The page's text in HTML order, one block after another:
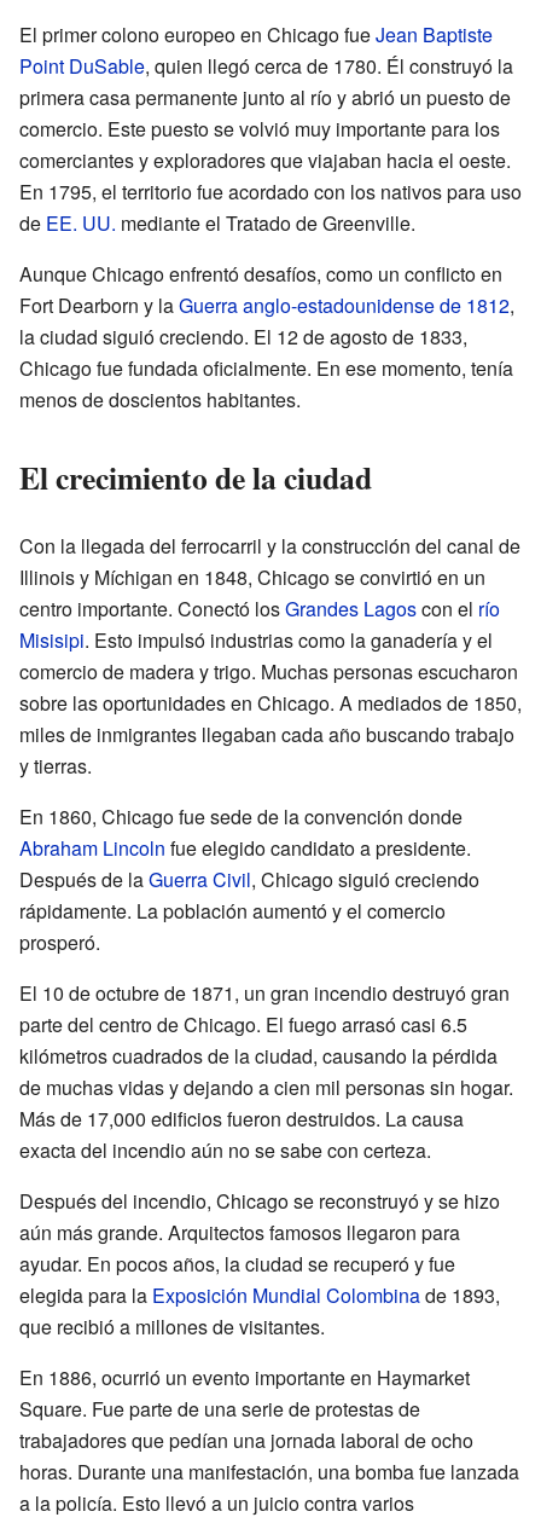
El primer colono europeo en Chicago fueJean Baptiste
Point DuSable, quien llegó cerca de 1780. Él construyó la
primera casa permanente junto al río y abrió un puesto de
comercio. Este puesto se volvió muy importante para los
comerciantes y exploradores que viajaban hacia el oeste.
En 1795, el territorio fue acordado con los nativos para uso
de EE. UU. mediante el Tratado de Greenville.
Aunque Chicago enfrentó desafíos, como un conflicto en
Fort Dearborn y laGuerra anglo-estadounidense de 1812,
la ciudad siguió creciendo. El 12 de agosto de 1833,
Chicago fue fundada oficialmente. En ese momento, tenía
menos de doscientos habitantes.
El crecimiento de la ciudad
Con la llegada del ferrocarril y la construcción del canal de
Illinois y Míchigan en 1848, Chicago se convirtió en un
centro importante. Conectó losGrandes Lagoscon el río
Misisipi. Esto impulsó industrias como la ganadería y el
comercio de madera y trigo. Muchas personas escucharon
sobre las oportunidades en Chicago. A mediados de 1850,
miles de inmigrantes llegaban cada año buscando trabajo
y tierras.
En 1860, Chicago fue sede de la convención donde
Abraham Lincoln fue elegido candidato a presidente.
Después de laGuerra Civil, Chicago siguió creciendo
rápidamente. La población aumentó y el comercio
prosperó.
El 10 de octubre de 1871, un gran incendio destruyó gran
parte del centro de Chicago. El fuego arrasó casi 6.5
kilómetros cuadrados de la ciudad, causando la pérdida
de muchas vidas y dejando a cien mil personas sin hogar.
Más de 17,000 edificios fueron destruidos. La causa
exacta del incendio aún no se sabe con certeza.
Después del incendio, Chicago se reconstruyó y se hizo
aún más grande. Arquitectos famosos llegaron para
ayudar. En pocos años, la ciudad se recuperó y fue
elegida para la Exposición Mundial Colombinade 1893,
que recibió a millones de visitantes.
En 1886, ocurrió un evento importante en Haymarket
Square. Fue parte de una serie de protestas de
trabajadores que pedían una jornada laboral de ocho
horas. Durante una manifestación, una bomba fue lanzada
a la policía. Esto llevó a un juicio contra varios